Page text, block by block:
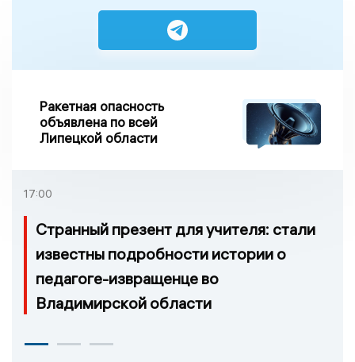
Ракетная опасность
объявлена по всей
Липецкой области
17:00
Странный презент для учителя: стали
известны подробности истории о
педагоге-извращенце во
Владимирской области